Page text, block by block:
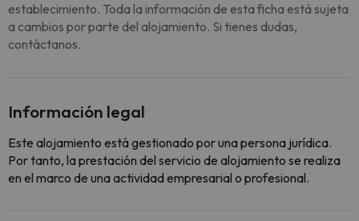
establecimiento. Toda la información de esta ficha está sujeta
a cambios por parte del alojamiento. Si tienes dudas,
contáctanos.
Información legal
Este alojamiento está gestionado por una persona jurídica.
Por tanto, la prestación del servicio de alojamiento se realiza
en el marco de una actividad empresarial o profesional.